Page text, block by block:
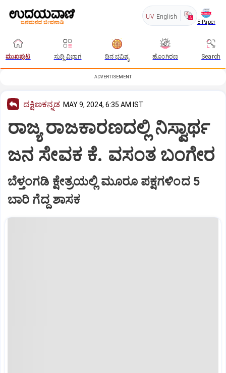
UV English
E-Paper
ಮುಖಪುಟ ಸುದ್ದಿ ವಿಭಾಗ ದಿನ ಭವಿಷ್ಯ ಹೊಂಗಿರಣ Search
ADVERTISEMENT
ದಕ್ಷಿಣಕನ್ನಡ MAY 9, 2024, 6:35 AM IST
ರಾಜ್ಯ ರಾಜಕಾರಣದಲ್ಲಿ ನಿಸ್ವಾರ್ಥ
ಜನ ಸೇವಕ ಕೆ. ವಸಂತ ಬಂಗೇರ
ಬೆಳ್ತಂಗಡಿ ಕ್ಷೇತ್ರಯಲ್ಲಿ ಮೂರೂ ಪಕ್ಷಗಳಿಂದ 5
ಬಾರಿ ಗೆದ್ದ ಶಾಸಕ